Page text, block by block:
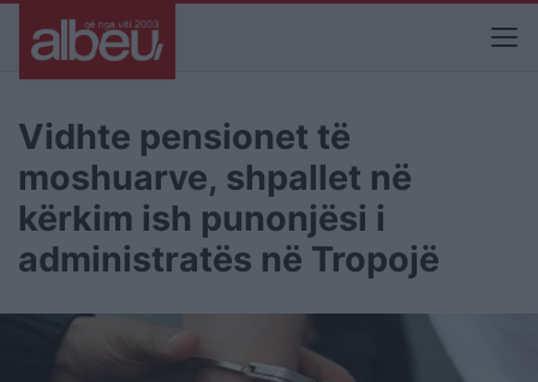
Vidhte pensionet të
moshuarve, shpallet në
kërkim ish punonjësi i
administratës në Tropojë